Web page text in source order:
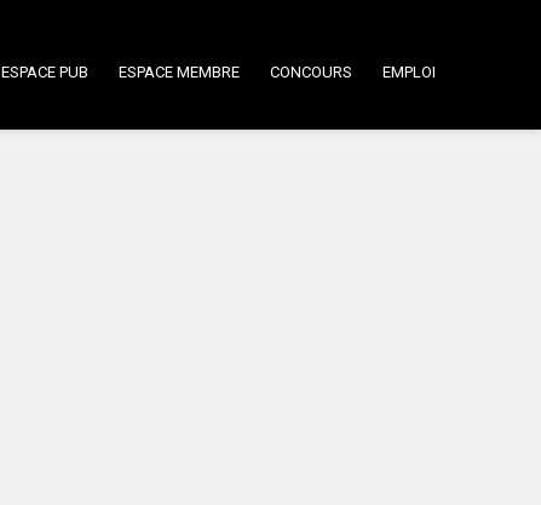
ESPACE PUB ESPACE MEMBRE CONCOURS EMPLOI